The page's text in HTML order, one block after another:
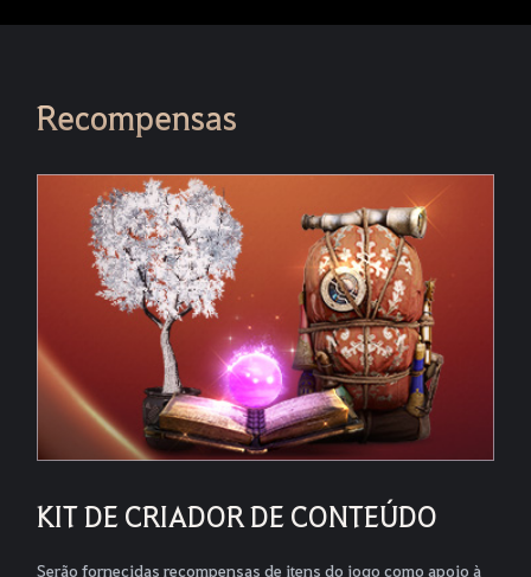
Recompensas
KIT DE CRIADOR DE CONTEÚDO
Serão fornecidas recompensas de itens do jogo como apoio à